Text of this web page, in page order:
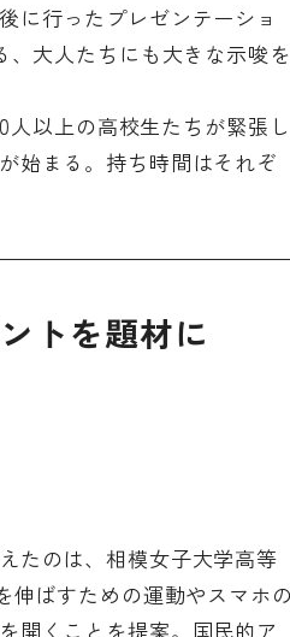
に行ったプレゼンテーショ
、大人たちにも大きな示唆を
以上の高校生たちが緊張し
始まる。持ち時間はそれぞ
トを題材に
たのは、相模女子大学高等
伸ばすための運動やスマホ
開くことを提案。国民的ア